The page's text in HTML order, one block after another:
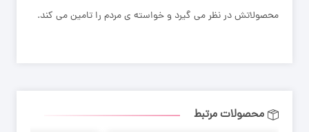
محصولاتش در نظر می‌ گیرد و خواسته ‌ی مردم را تامین می‌ کند.
محصولات مرتبط